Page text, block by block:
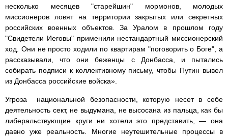
несколько месяцев "старейшин" мормонов, молодых
миссионеров ловят на территории закрытых или секретных
российских военных объектов. За Уралом в прошлом году
"Свидетели Иеговы" применили нестандартный миссионерский
ход. Они не просто ходили по квартирам "поговорить о Боге", а
рассказывали, что они беженцы с Донбасса, и пытались
собирать подписи к коллективному письму, чтобы Путин вывел
из Донбасса российские войска».
Угроза национальной безопасности, которую несет в себе
деятельность сект, не выдумана, не высосана из пальца, как бы
либеральствующие круги ни хотели это представить, — она
давно уже реальность. Многие неутешительные процессы в